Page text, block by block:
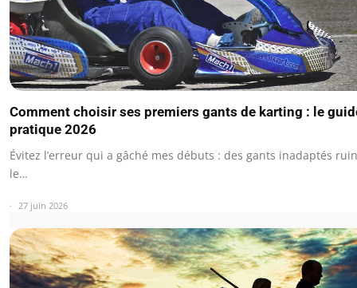
Comment choisir ses premiers gants de karting : le
pratique 2026
Évitez l’erreur qui a gâché mes débuts : des gants inadaptés
le…
27 juin 2026